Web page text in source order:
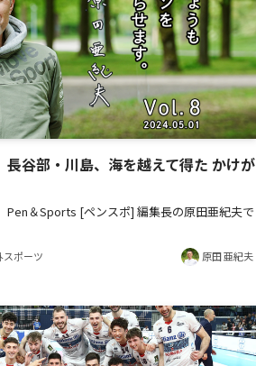
長谷部・川島、海を越えて得た かけが
Pen＆Sports [ペンスポ] 編集長の原田亜紀夫で
スポーツ 原田 亜紀夫